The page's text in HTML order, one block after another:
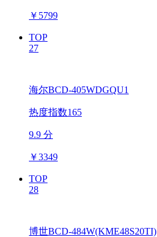
￥ 5799
TOP
27
海尔BCD-405WDGQU1
热度指数165
9.9 分
￥3349
TOP
28
博世BCD-484W(KME48S20TI)